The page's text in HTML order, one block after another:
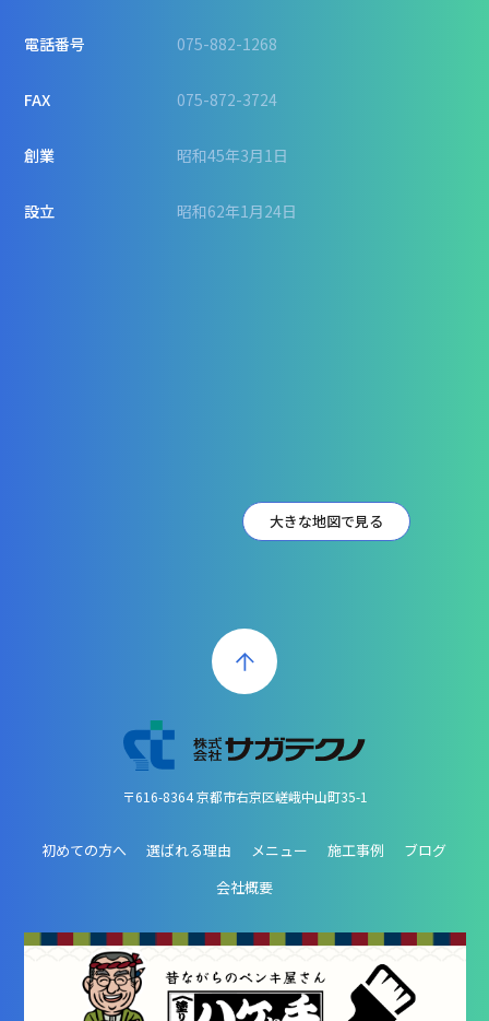
電話番号 075-882-1268
FAX 075-872-3724
創業 昭和45年3月1日
設立 昭和62年1月24日
大きな地図で見る
〒616-8364 京都市右京区嵯峨中山町35-1
初めての方へ 選ばれる理由 メニュー 施工事例
ブログ
会社概要